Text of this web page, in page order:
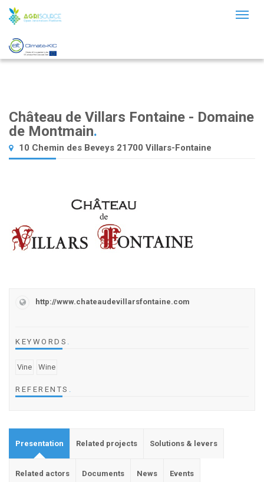
Château de Villars Fontaine - Domaine
de Montmain.
10 Chemin des Beveys 21700 Villars-Fontaine
http://www.chateaudevillarsfontaine.com
KEYWORDS .
Vine Wine
REFERENTS .
Presentation Related projects Solutions & levers
Related actors Documents News Events